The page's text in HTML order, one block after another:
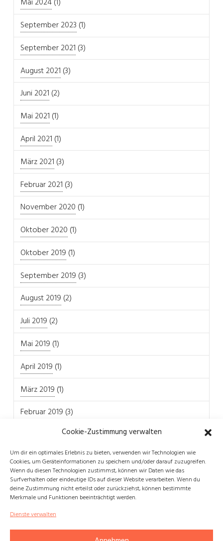
Cookie-Zustimmung verwalten
Um dir ein optimales Erlebnis zu bieten, verwenden wir Technologien wie
Cookies, um Geräteinformationen zu speichern und/oder darauf zuzugreifen.
Wenn du diesen Technologien zustimmst, können wir Daten wie das
Surfverhalten oder eindeutige IDs auf dieser Website verarbeiten. Wenn du
deine Zustimmung nicht erteilst oder zurückziehst, können bestimmte
Merkmale und Funktionen beeinträchtigt werden.
Dienste verwalten
Mai 2024(1)
September 2023 (1)
September 2021 (3)
August 2021 (3)
Juni 2021 (2)
Mai 2021 (1)
April 2021 (1)
März 2021 (3)
Februar 2021 (3)
November 2020 (1)
Oktober 2020 (1)
Oktober 2019 (1)
September 2019 (3)
August 2019 (2)
Juli 2019 (2)
Mai 2019 (1)
April 2019 (1)
März 2019 (1)
Februar 2019 (3)
REFERENZPROJEKTE
InnoGPS
Digitalisierung-Projekt
Plattform für Bauaufträge
WICHTIGE LINKS
Kontakt
Datenschutzerklärung